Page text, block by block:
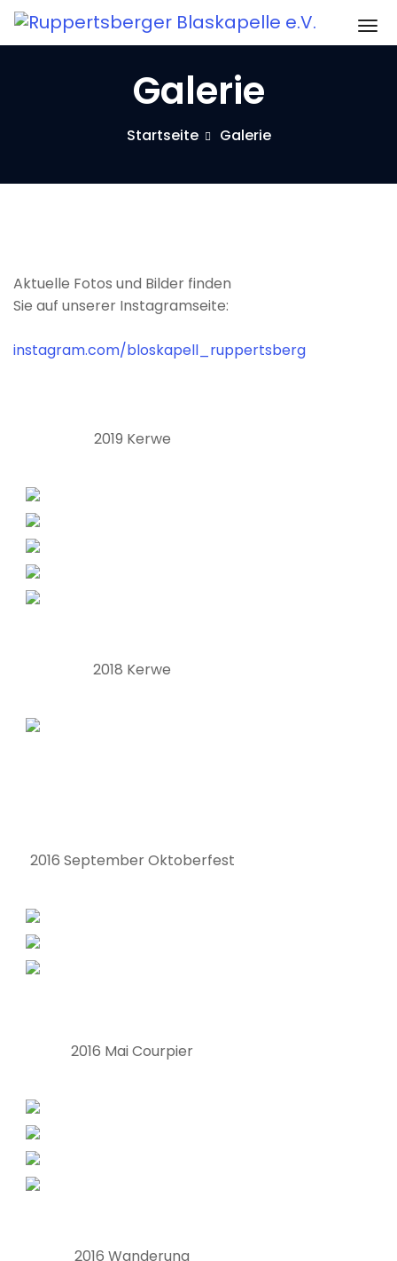
Zum
Inhalt
Galerie
Startseite Galerie
Aktuelle Fotos und Bilder finden
Sie auf unserer Instagramseite:
instagram.com/bloskapell_ruppertsberg
2019 Kerwe
2018 Kerwe
2016 September Oktoberfest
2016 Mai Courpier
2016 Wanderung